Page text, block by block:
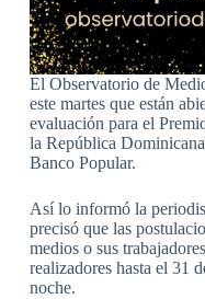
El Observatorio de
este martes que están
evaluación para el
la República
Banco Popular.
Así lo informó la
precisó que las
medios o sus
realizadores hasta el 31
noche.